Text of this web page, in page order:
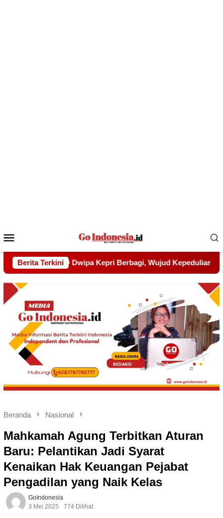
Mobile
Berita Terkini
Wujud Kepedulian kepada Pondok Tahfidz Yatim dan Dhuafa
Beranda Nasional
Mahkamah Agung Terbitkan Aturan
Baru: Pelantikan Jadi Syarat
Kenaikan Hak Keuangan Pejabat
Pengadilan yang Naik Kelas
GoIndonesia
3 Mei 2025
774 Dilihat